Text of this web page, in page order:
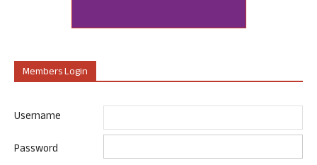
Members Login
Username
Password